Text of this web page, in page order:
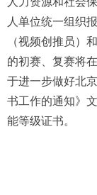
人单位统一组织
（视频创推员）
的初赛、复赛将
于进一步做好北
书工作的通知》
能等级证书。
昌